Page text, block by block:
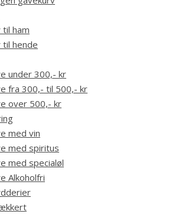
til ham
til hende
under 300,- kr
fra 300,- til 500,- kr
over 500,- kr
med vin
med spiritus
med specialøl
Alkoholfri